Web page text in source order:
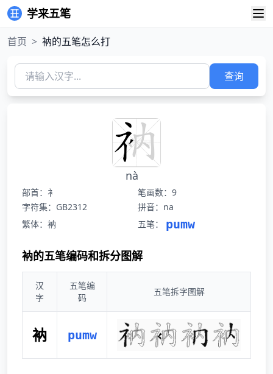
学来五笔
首页 > 衲的五笔怎么打
查询
nà
部首：衤
笔画数：9
字符集：GB2312
拼音：na
繁体：衲
五笔： pumw
衲的五笔编码和拆分图解
汉
字
五笔编
码
五笔拆字图解
衲 pumw